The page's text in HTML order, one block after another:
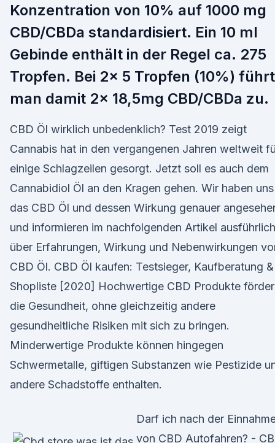
Konzentration von 10% auf 1000 mg
CBD/CBDa standardisiert. Ein 10 ml
Gebinde enthält in der Regel ca. 275
Tropfen. Bei 2x 5 Tropfen (10%) führt
man damit 2x 18,5mg CBD/CBDa zu.
CBD Öl wirklich unbedenklich? Test 2019 zeigt
Cannabis hat in den vergangenen Jahren weltweit
einige Schlagzeilen gesorgt. Jetzt soll es auch dem
Cannabidiol Öl an den Kragen gehen. Wir haben uns
das CBD Öl und dessen Wirkung genauer
und informieren im nachfolgenden Artikel ausführlich
über Erfahrungen, Wirkung und Nebenwirkungen
CBD Öl. CBD Öl kaufen: Testsieger, Kaufberatung &
Shopliste [2020] Hochwertige CBD Produkte
die Gesundheit, ohne gleichzeitig andere
gesundheitliche Risiken mit sich zu bringen.
Minderwertige Produkte können hingegen
Schwermetalle, giftigen Substanzen wie Pestizide
andere Schadstoffe enthalten.
Darf ich nach der
von CBD Autofahren? -